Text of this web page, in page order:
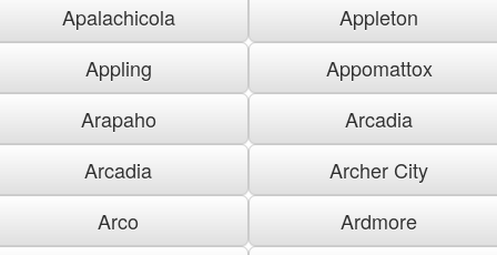
Apalachicola
Appleton
Appling
Appomattox
Arapaho
Arcadia
Arcadia
Archer City
Arco
Ardmore